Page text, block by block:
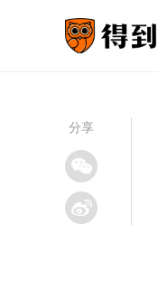
分享